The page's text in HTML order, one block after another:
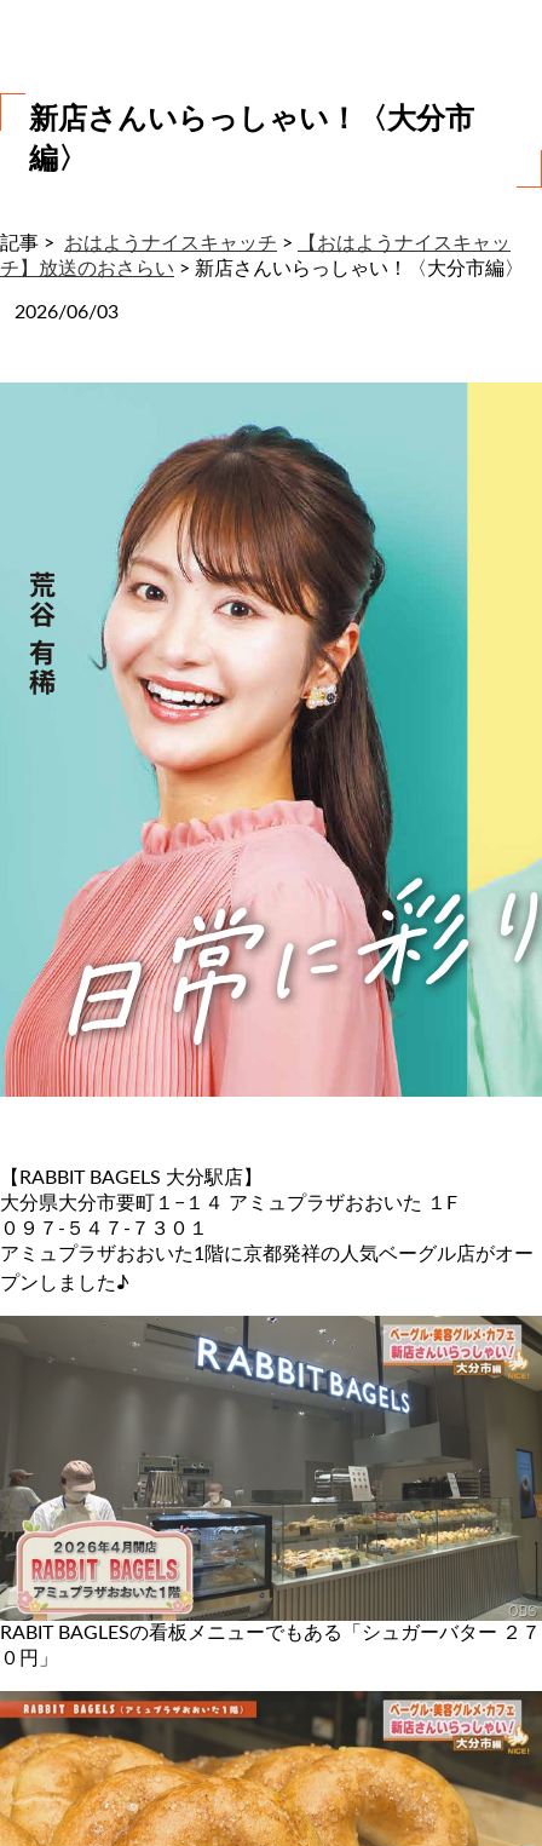
新店さんいらっしゃい！〈大分市
編〉
記事 > おはようナイスキャッチ >
【おはようナイスキャッ
チ】放送のおさらい > 新店さんいらっしゃい！〈大分市編〉
2026/06/03
【RABBIT BAGELS 大分駅店】
大分県大分市要町１−１４ アミュプラザおおいた １F
０９７-５４７-７３０１
アミュプラザおおいた1階に京都発祥の人気ベーグル店がオー
プンしました♪
RABIT BAGLESの看板メニューでもある「シュガーバター ２７
０円」